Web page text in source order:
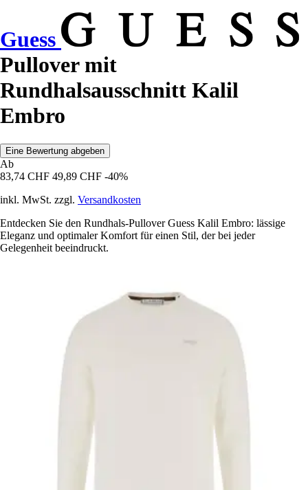
Guess
Pullover mit
Rundhalsausschnitt Kalil
Embro
Eine Bewertung abgeben
Ab
83,74 CHF 49,89 CHF -40%
inkl. MwSt. zzgl. Versandkosten
Entdecken Sie den Rundhals-Pullover Guess Kalil Embro: lässige
Eleganz und optimaler Komfort für einen Stil, der bei jeder
Gelegenheit beeindruckt.